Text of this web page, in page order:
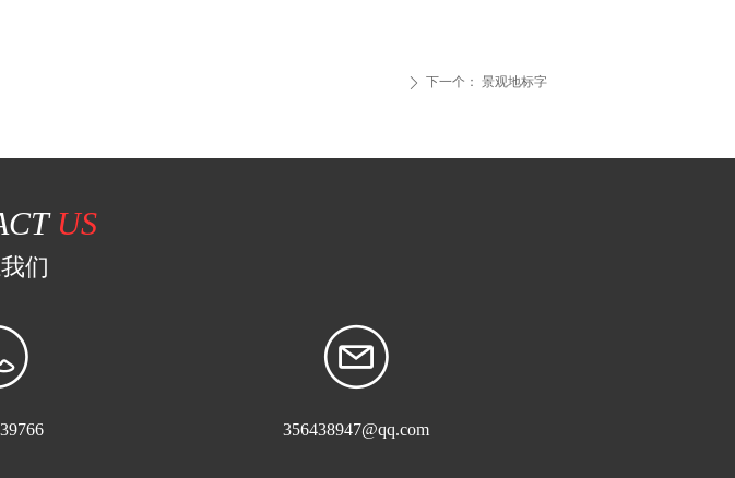
ꄲ 下一个： 景观地标字
US
们
356438947@qq.com